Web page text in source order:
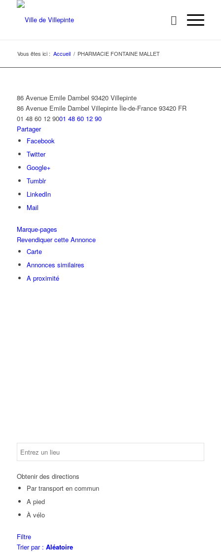
Vous êtes ici : Accueil / PHARMACIE FONTAINE MALLET
86 Avenue Emile Dambel 93420 Villepinte
86 Avenue Emile Dambel Villepinte Île-de-France 93420 FR
01 48 60 12 9001 48 60 12 90
Partager
Facebook
Twitter
Google+
Tumblr
LinkedIn
Mail
Marque-pages
Revendiquer cette Annonce
Carte
Annonces similaires
A proximité
Obtenir des directions
Par transport en commun
A pied
À vélo
Filtre
Trier par : Aléatoire